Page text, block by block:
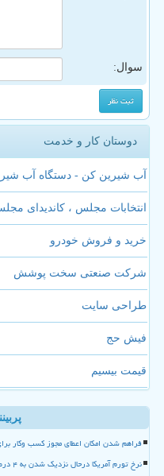
سوال:
دوستان کار و خدمت
آب شیرین کن - دستگاه آب
انتخابات مجلس ، کاندیدای
خرید و فروش خودرو
شرکت صنعتی سخت پوشش
طراحی سایت
فیش حج
قیمت بیسیم
فراهم شدن امکان اعطای مجوز کسب وکار
نرخ تورم آمریکا درحال نزدیک شدن به ۴ درصد